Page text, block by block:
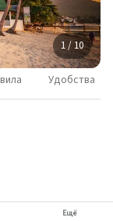
1 / 10
Удобства
Ещё